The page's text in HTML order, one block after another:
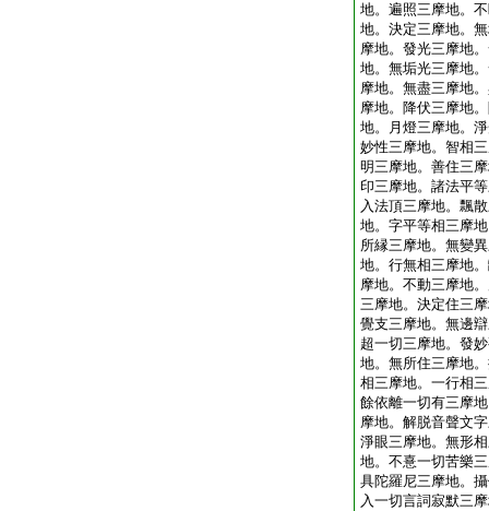
地。遍照三摩地。
地。決定三摩地。
摩地。發光三摩地
地。無垢光三摩地
摩地。無盡三摩地
摩地。降伏三摩地
地。月燈三摩地。
妙性三摩地。智相
明三摩地。善住三
印三摩地。諸法平
入法頂三摩地。飄
地。字平等相三摩
所縁三摩地。無變
地。行無相三摩地
摩地。不動三摩地
三摩地。決定住三
覺支三摩地。無邊
超一切三摩地。發
地。無所住三摩地
相三摩地。一行相
餘依離一切有三摩
摩地。解脱音聲文
淨眼三摩地。無形
地。不憙一切苦樂
具陀羅尼三摩地。
入一切言詞寂默三